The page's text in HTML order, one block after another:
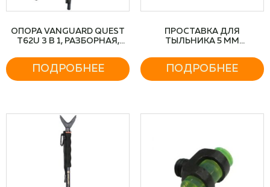
ОПОРА VANGUARD QUEST
T62U 3 В 1, РАЗБОРНАЯ,
ПОДРОБНЕЕ
ПРОСТАВКА ДЛЯ
ТЫЛЬНИКА 5 ММ
ПОДРОБНЕЕ